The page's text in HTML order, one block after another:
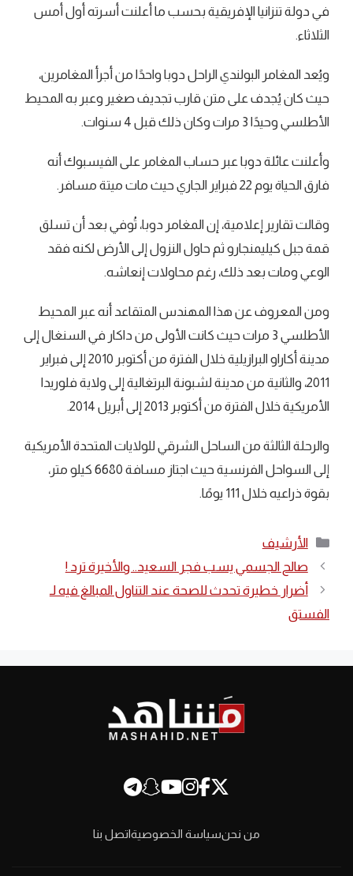
في دولة تنزانيا الإفريقية بحسب ما أعلنت أسرته أول أمس
الثلاثاء.
ويُعد المغامر البولندي الراحل دوبا واحدًا من أجرأ المغامرين،
حيث كان يُجدف على متن قارب تجديف صغير وعبر به المحيط
الأطلسي وحيدًا 3 مرات وكان ذلك قبل 4 سنوات.
وأعلنت عائلة دوبا عبر حساب المغامر على الفيسبوك أنه
فارق الحياة يوم 22 فبراير الجاري حيث مات ميتة مسافر.
وقالت تقارير إعلامية، إن المغامر دوبا، تُوفي بعد أن تسلق
قمة جبل كيليمنجارو ثم حاول النزول إلى الأرض لكنه فقد
الوعي ومات بعد ذلك، رغم محاولات إنعاشه.
ومن المعروف عن هذا المهندس المتقاعد أنه عبر المحيط
الأطلسي 3 مرات حيث كانت الأولى من داكار في السنغال إلى
مدينة أكاراو البرازيلية خلال الفترة من أكتوبر 2010 إلى فبراير
2011، والثانية من مدينة لشبونة البرتغالية إلى ولاية فلوريدا
الأمريكية خلال الفترة من أكتوبر 2013 إلى أبريل 2014.
والرحلة الثالثة من الساحل الشرقي للولايات المتحدة الأمريكية
إلى السواحل الفرنسية حيث اجتاز مسافة 6680 كيلو متر،
بقوة ذراعيه خلال 111 يومًا.
التصنيفات
الأرشيف
صالح الجسمي يسب فجر السعيد.. والأخيرة ترد !
أضرار خطيرة تحدث للصحة عند التناول المبالغ فيه لـ
الفستق
من نحنسياسة الخصوصيةاتصل بنا